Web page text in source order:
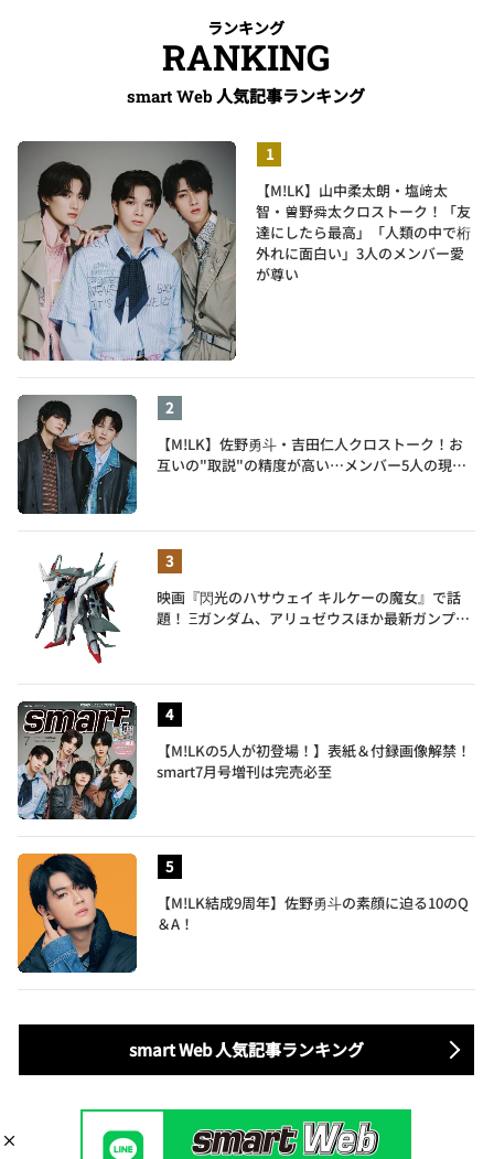
ランキング
RANKING
smart Web人気記事ランキング
【M!LK】山中柔太朗・塩﨑太
智・曽野舜太クロストーク！「友
達にしたら最高」「人類の中で桁
外れに面白い」3人のメンバー愛
が尊い
【M!LK】佐野勇斗・吉田仁人クロストーク！お
互いの"取説"の精度が高い…メンバー5人の現在
映画『閃光のハサウェイ キルケーの魔女』で話
題！ Ξガンダム、アリュゼウスほか最新ガンプラ
【M!LKの5人が初登場！】表紙＆付録画像解禁！
smart7月号増刊は完売必至
【M!LK結成9周年】佐野勇斗の素顔に迫る10のQ
＆A！
smart Web 人気記事ランキング